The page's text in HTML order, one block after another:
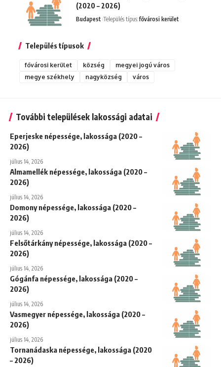
(2020 – 2026)
Budapest Település típus:fővárosi kerület
Település típusok
fővárosi kerület község
megyei jogú város
megye székhely
nagyközség város
További települések lakossági adatai
Eperjeske népessége, lakossága (2020 –
2026)
július 14, 2026
Almamellék népessége, lakossága (2020 –
2026)
július 14, 2026
Domony népessége, lakossága (2020 –
2026)
július 14, 2026
Felsőtárkány népessége, lakossága (2020 –
2026)
július 14, 2026
Gógánfa népessége, lakossága (2020 –
2026)
július 14, 2026
Vasmegyer népessége, lakossága (2020 –
2026)
július 14, 2026
Tornanádaska népessége, lakossága (2020
– 2026)